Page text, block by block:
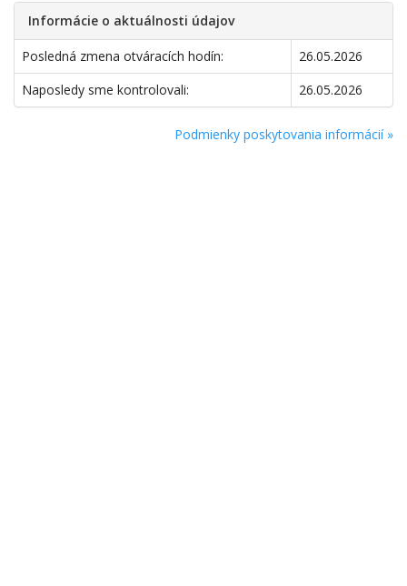
Informácie o aktuálnosti údajov
Posledná zmena otváracích hodín:
26.05.2026
Naposledy sme kontrolovali:
26.05.2026
Podmienky poskytovania informácií »